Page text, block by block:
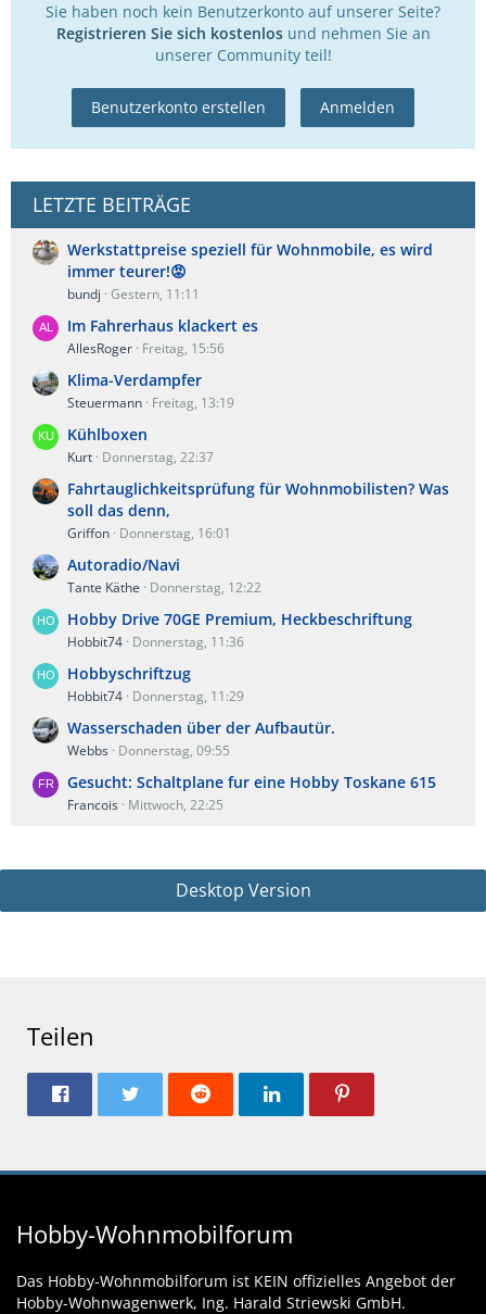
Sie haben noch kein Benutzerkonto auf unserer Seite?
Registrieren Sie sich kostenlosund nehmen Sie an
unserer Community teil!
Benutzerkonto erstellen Anmelden
LETZTE BEITRÄGE
Werkstattpreise speziell für Wohnmobile, es wird
immer teurer!😡
bundj Gestern, 11:11
Im Fahrerhaus klackert es
AllesRoger Freitag, 15:56
Klima-Verdampfer
Steuermann Freitag, 13:19
Kühlboxen
Kurt Donnerstag, 22:37
Fahrtauglichkeitsprüfung für Wohnmobilisten? Was
soll das denn,
Griffon Donnerstag, 16:01
Autoradio/Navi
Tante Käthe Donnerstag, 12:22
Hobby Drive 70GE Premium, Heckbeschriftung
Hobbit74 Donnerstag, 11:36
Hobbyschriftzug
Hobbit74 Donnerstag, 11:29
Wasserschaden über der Aufbautür.
Webbs Donnerstag, 09:55
Gesucht: Schaltplane fur eine Hobby Toskane 615
Francois Mittwoch, 22:25
Desktop Version
Teilen
Hobby-Wohnmobilforum
Das Hobby-Wohnmobilforum ist KEIN offizielles Angebot der
Hobby-Wohnwagenwerk, Ing. Harald Striewski GmbH.